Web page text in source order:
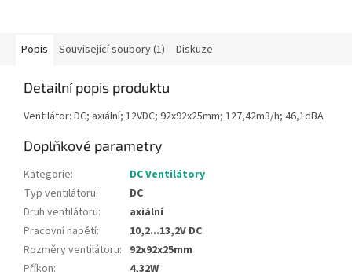
Popis Související soubory (1) Diskuze
Detailní popis produktu
Ventilátor: DC; axiální; 12VDC; 92x92x25mm; 127,42m3/h; 46,1dBA
Doplňkové parametry
Kategorie:
DC Ventilátory
Typ ventilátoru:
DC
Druh ventilátoru:
axiální
Pracovní napětí:
10,2...13,2V DC
Rozměry ventilátoru: 92x92x25mm